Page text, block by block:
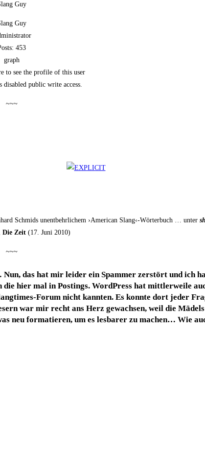
Guy
Guy
453
graph
to see the pro­fi­le of this user
dis­ab­led public wri­te access.
~~~
Schmids unent­behr­li­chem ›Ame­ri­can Slang‹-Wörterbuch … unter
Die Zeit(17. Juni 2010)
~~~
das hat mir lei­der ein Spam­mer zer­stört und ich
hier mal in Pos­tings. Word­Press hat mitt­ler­wei­le
Forum nicht kann­ten. Es konn­te dort jeder
war mir recht ans Herz gewach­sen, weil die
neu for­ma­tie­ren, um es les­ba­rer zu machen… Wie